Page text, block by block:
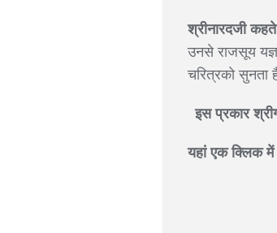
श्रीनारदजी
उनसे राजसूय यज्ञ
चरित्रको सुनता
इस प्रकार
यहां एक क्लिक